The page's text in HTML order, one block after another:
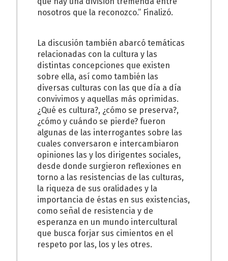
nosotros que la reconozco.” Finalizó.
La discusión también abarcó temáticas
relacionadas con la cultura y las
distintas concepciones que existen
sobre ella, así como también las
diversas culturas con las que día a día
convivimos y aquellas más oprimidas.
¿Qué es cultura?, ¿cómo se preserva?,
¿cómo y cuándo se pierde? fueron
algunas de las interrogantes sobre las
cuales conversaron e intercambiaron
opiniones las y los dirigentes sociales,
desde donde surgieron reflexiones en
torno a las resistencias de las culturas,
la riqueza de sus oralidades y la
importancia de éstas en sus existencias,
como señal de resistencia y de
esperanza en un mundo intercultural
que busca forjar sus cimientos en el
respeto por las, los y les otres.